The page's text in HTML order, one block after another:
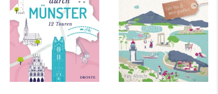
mehr Infos … mehr Infos …